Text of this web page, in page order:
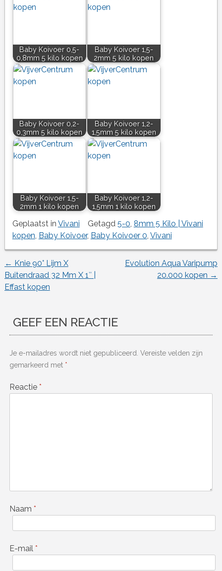
Baby Koivoer 0,5-
0,8mm 5 kilo kopen
Baby Koivoer 1,5-
2mm 5 kilo kopen
Baby Koivoer 0,2-
0,3mm 5 kilo kopen
Baby Koivoer 1,2-
1,5mm 5 kilo kopen
Baby Koivoer 1,5-
2mm 1 kilo kopen
Baby Koivoer 1,2-
1,5mm 1 kilo kopen
Geplaatst in Vivani Getagd 5-0, 8mm 5 Kilo | Vivani
kopen, Baby Koivoer, Baby Koivoer 0, Vivani
Berichtnavigatie
← Knie 90° Lijm X
Buitendraad 32 Mm X 1″ |
Effast kopen
Evolution Aqua Varipump
20.000 kopen →
GEEF EEN REACTIE
Je e-mailadres wordt niet gepubliceerd. Vereiste velden zijn
gemarkeerd met *
Reactie *
Naam *
E-mail *